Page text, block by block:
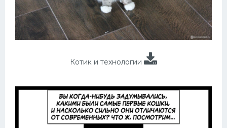
Котик и технологии